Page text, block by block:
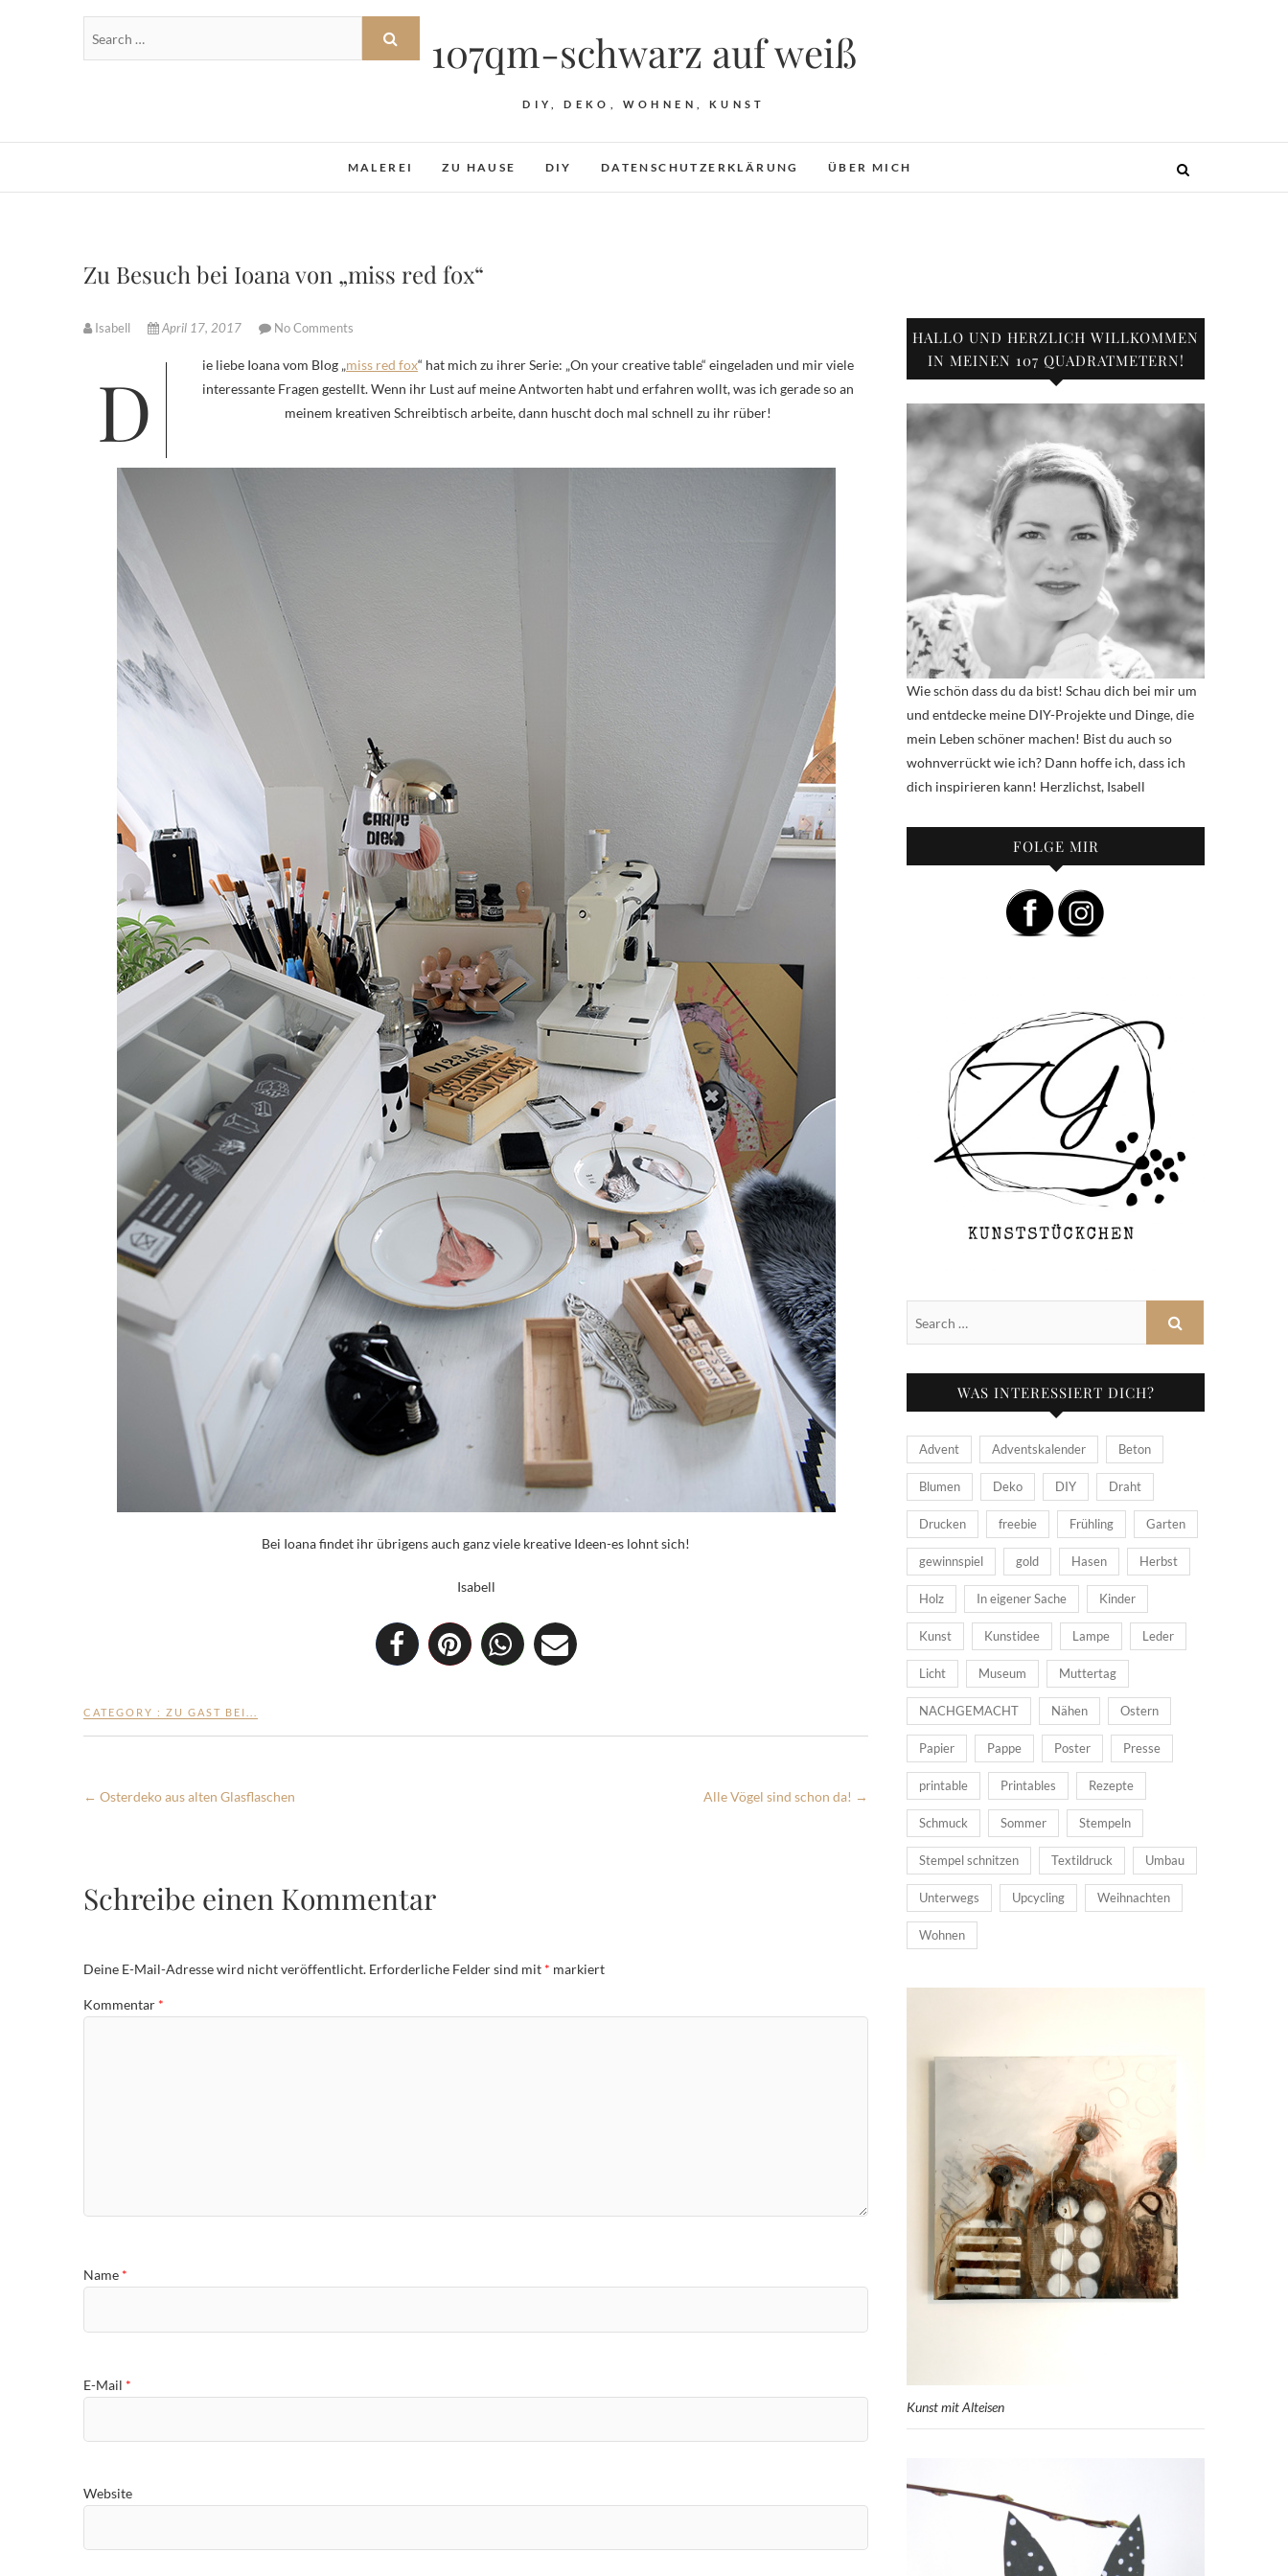
107qm-schwarz auf weiß
DIY, DEKO, WOHNEN, KUNST
MALEREI ZU HAUSE DIY DATENSCHUTZERKLÄRUNG ÜBER MICH
Zu Besuch bei Ioana von „miss red fox“
Isabell April 17, 2017 No Comments
Die liebe Ioana vom Blog „miss red fox“ hat mich zu ihrer Serie: „On your creative table“ eingeladen und mir viele
interessante Fragen gestellt. Wenn ihr Lust auf meine Antworten habt und erfahren wollt, was ich gerade so an
meinem kreativen Schreibtisch arbeite, dann huscht doch mal schnell zu ihr rüber!
Bei Ioana findet ihr übrigens auch ganz viele kreative Ideen-es lohnt sich!
Isabell
CATEGORY : ZU GAST BEI...
← Osterdeko aus alten Glasflaschen Alle Vögel sind schon da! →
Schreibe einen Kommentar
Deine E-Mail-Adresse wird nicht veröffentlicht. Erforderliche Felder sind mit * markiert
Kommentar *
Name *
E-Mail *
Website
HALLO UND HERZLICH WILLKOMMEN
IN MEINEN 107 QUADRATMETERN!
Wie schön dass du da bist! Schau dich bei mir um
und entdecke meine DIY-Projekte und Dinge, die
mein Leben schöner machen! Bist du auch so
wohnverrückt wie ich? Dann hoffe ich, dass ich
dich inspirieren kann! Herzlichst, Isabell
FOLGE MIR
WAS INTERESSIERT DICH?
Advent Adventskalender Beton
Blumen Deko DIY Draht
Drucken freebie Frühling Garten
gewinnspiel gold Hasen Herbst
Holz In eigener Sache Kinder
Kunst Kunstidee Lampe Leder
Licht Museum Muttertag
NACHGEMACHT Nähen Ostern
Papier Pappe Poster Presse
printable Printables Rezepte
Schmuck Sommer Stempeln
Stempel schnitzen Textildruck Umbau
Unterwegs Upcycling Weihnachten
Wohnen
Kunst mit Alteisen